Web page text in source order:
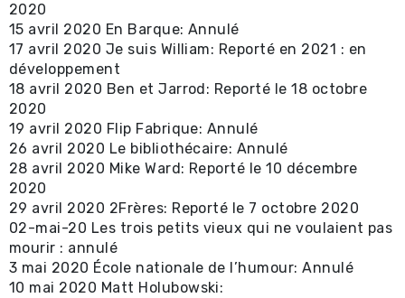
2020
15 avril 2020 En Barque: Annulé
17 avril 2020 Je suis William: Reporté en 2021 : en
développement
18 avril 2020 Ben et Jarrod: Reporté le 18 octobre
2020
19 avril 2020 Flip Fabrique: Annulé
26 avril 2020 Le bibliothécaire: Annulé
28 avril 2020 Mike Ward: Reporté le 10 décembre
2020
29 avril 2020 2Frères: Reporté le 7 octobre 2020
02-mai-20 Les trois petits vieux qui ne voulaient pas
mourir : annulé
3 mai 2020 École nationale de l’humour: Annulé
10 mai 2020 Matt Holubowski: